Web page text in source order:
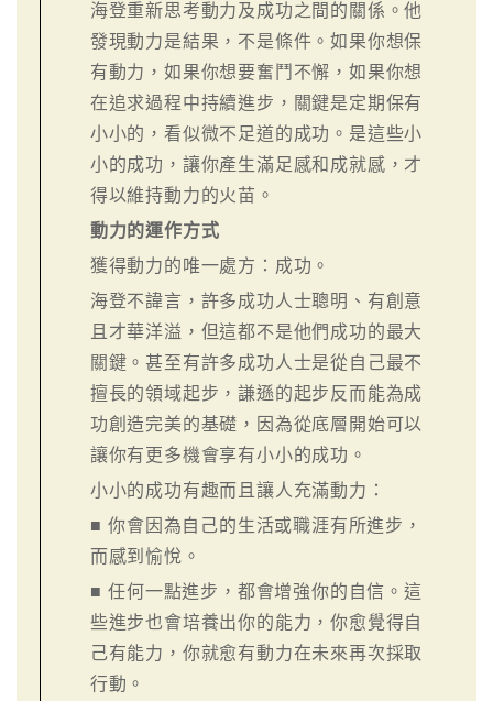
海登重新思考動力及成功之間的關係。他
發現動力是結果，不是條件。如果你想保
有動力，如果你想要奮鬥不懈，如果你想
在追求過程中持續進步，關鍵是定期保有
小小的，看似微不足道的成功。是這些小
小的成功，讓你產生滿足感和成就感，才
得以維持動力的火苗。
動力的運作方式
獲得動力的唯一處方：成功。
海登不諱言，許多成功人士聰明、有創意
且才華洋溢，但這都不是他們成功的最大
關鍵。甚至有許多成功人士是從自己最不
擅長的領域起步，謙遜的起步反而能為成
功創造完美的基礎，因為從底層開始可以
讓你有更多機會享有小小的成功。
小小的成功有趣而且讓人充滿動力：
■ 你會因為自己的生活或職涯有所進步，
而感到愉悅。
■ 任何一點進步，都會增強你的自信。這
些進步也會培養出你的能力，你愈覺得自
己有能力，你就愈有動力在未來再次採取
行動。